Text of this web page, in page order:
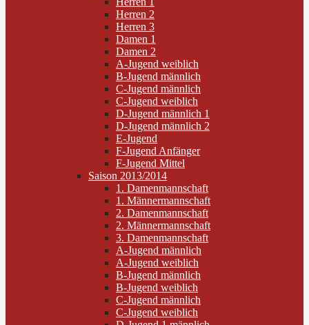
Herren 2
Herren 3
Damen 1
Damen 2
A-Jugend weiblich
B-Jugend männlich
C-Jugend männlich
C-Jugend weiblich
D-Jugend männlich 1
D-Jugend männlich 2
E-Jugend
F-Jugend Anfänger
F-Jugend Mittel
Saison 2013/2014
1. Damenmannschaft
1. Männermannschaft
2. Damenmannschaft
2. Männermannschaft
3. Damenmannschaft
A-Jugend männlich
A-Jugend weiblich
B-Jugend männlich
B-Jugend weiblich
C-Jugend männlich
C-Jugend weiblich